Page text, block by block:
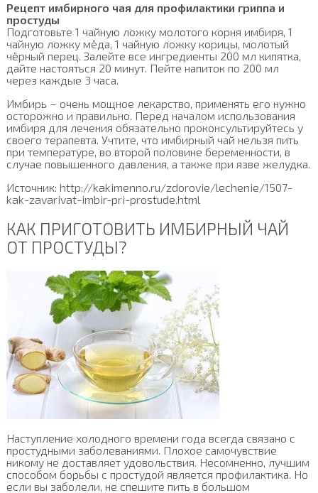
Рецепт имбирного чая для профилактики гриппа и
простуды
Подготовьте 1 чайную ложку молотого корня имбиря, 1
чайную ложку мёда, 1 чайную ложку корицы, молотый
чёрный перец. Залейте все ингредиенты 200 мл кипятка,
дайте настояться 20 минут. Пейте напиток по 200 мл
через каждые 3 часа.
Имбирь – очень мощное лекарство, применять его нужно
осторожно и правильно. Перед началом использования
имбиря для лечения обязательно проконсультируйтесь у
своего терапевта. Учтите, что имбирный чай нельзя пить
при температуре, во второй половине беременности, в
случае повышенного давления, а также при язве желудка.
Источник: http://kakimenno.ru/zdorovie/lechenie/1507-
kak-zavarivat-imbir-pri-prostude.html
КАК ПРИГОТОВИТЬ ИМБИРНЫЙ ЧАЙ
ОТ ПРОСТУДЫ?
Наступление холодного времени года всегда связано с
простудными заболеваниями. Плохое самочувствие
никому не доставляет удовольствия. Несомненно, лучшим
способом борьбы с простудой является профилактика. Но
если вы заболели, не спешите пить в большом